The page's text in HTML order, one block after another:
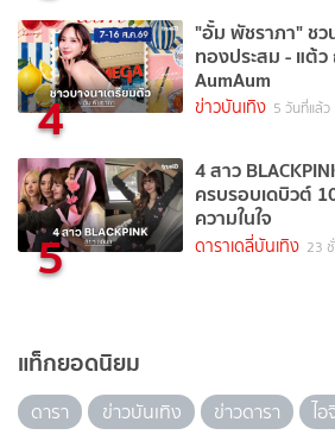
4
"อั้ม พัชราภา" ชว
ทองประสม - แต้
AumAum
ข่าวบันเทิง 5 วันที่แล้ว
5
4 สาว
ครบรอบเดบิวต์
ความในใจ
ดาราเดลี่บันเทิง 23
แท็กยอดนิยม
ดารา ข่าวบันเทิง ข่าวดารา
ไ